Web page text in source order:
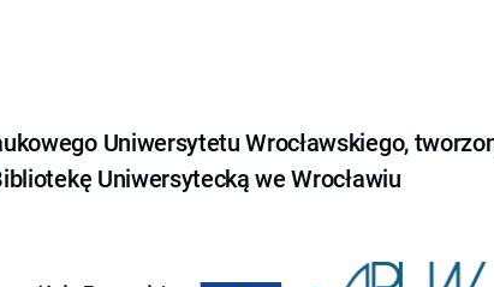
Uniwersytetu Wrocławskiego,
Uniwersytecką we Wrocławiu